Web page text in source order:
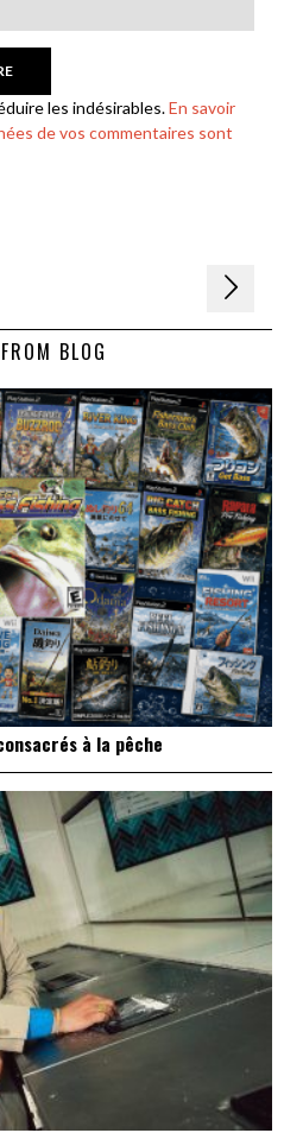
les indésirables.En savoir
de vos commentaires sont
BLOG
à la pêche